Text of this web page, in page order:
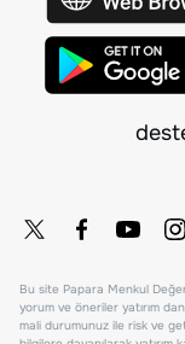
Bu site Papara Menkul
yorum ve öneriler yatırım
mali durumunuz ile risk ve